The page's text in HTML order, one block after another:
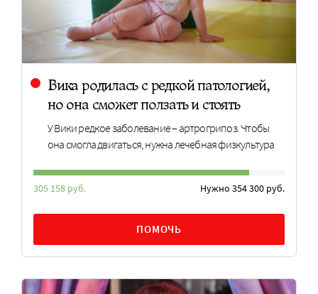
Вика родилась с редкой патологией,
но она сможет ползать и стоять
У Вики редкое заболевание – артрогрипоз. Чтобы
она смогла двигаться, нужна лечебная физкультура
305 158 руб. Нужно 354 300 руб.
ПОМОЧЬ